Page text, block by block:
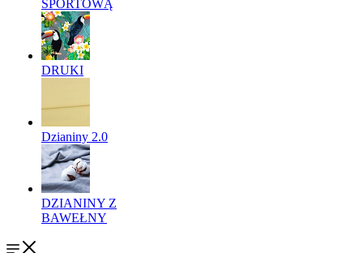
SPORTOWĄ
DRUKI
Dzianiny 2.0
DZIANINY Z
BAWEŁNY